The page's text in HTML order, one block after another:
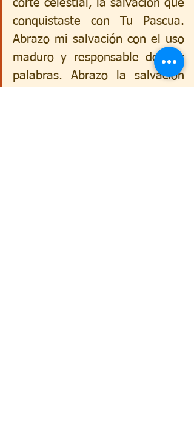
corte celestial, la salvación que
conquistaste con Tu Pascua.
Abrazo mi salvación con el uso
maduro y responsable de mis
palabras. Abrazo la salvación